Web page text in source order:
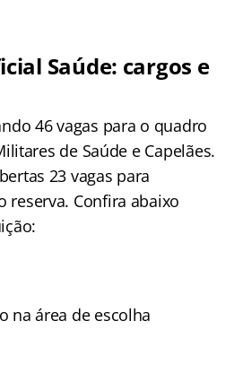
Saúde: cargos e
46 vagas para o quadro
de Saúde e Capelães.
23 vagas para
reserva. Confira abaixo
na área de escolha